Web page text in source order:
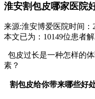
淮安割包皮哪家医院
来源:淮安博爱医院时间：
本文已为 ：10149位患者
包皮过长是一种怎样的
素？
割包皮给你带来哪些好